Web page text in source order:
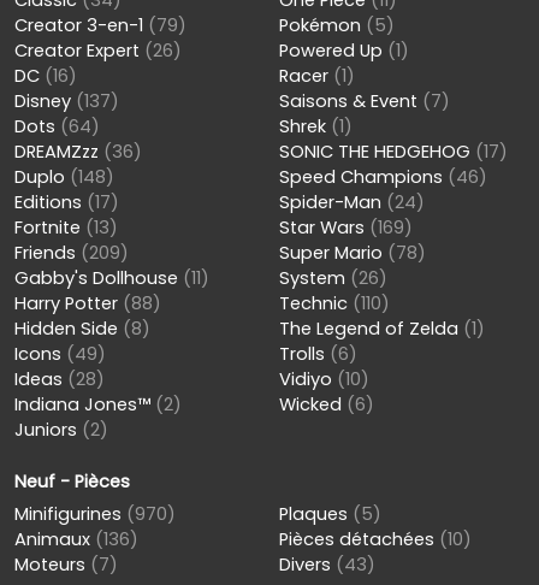
Creator 3-en-1 (79)
Creator Expert (26)
DC (16)
Disney (137)
Dots (64)
DREAMZzz (36)
Duplo (148)
Editions (17)
Fortnite (13)
Friends (209)
Gabby's Dollhouse (11)
Harry Potter (88)
Hidden Side (8)
Icons (49)
Ideas (28)
Indiana Jones™ (2)
Juniors (2)
Pokémon (5)
Powered Up (1)
Racer (1)
Saisons & Event (7)
Shrek (1)
SONIC THE HEDGEHOG (17)
Speed Champions (46)
Spider-Man (24)
Star Wars (169)
Super Mario (78)
System (26)
Technic (110)
The Legend of Zelda (1)
Trolls (6)
Vidiyo (10)
Wicked (6)
Neuf - Pièces
Minifigurines (970)
Animaux (136)
Moteurs (7)
Plaques (5)
Pièces détachées (10)
Divers (43)